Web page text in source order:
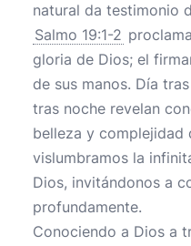
natural da testimonio
Salmo 19:1-2
gloria de Dios; el
de sus manos. Día
tras noche revelan
belleza y complejidad
vislumbramos la
Dios, invitándonos a
profundamente.
Conociendo a Dios a